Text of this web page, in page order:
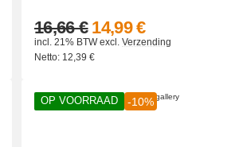
14,99 €
16,66 €
incl. 21% BTWexcl. Verzending
Netto: 12,39 €
OP VOORRAAD -10%